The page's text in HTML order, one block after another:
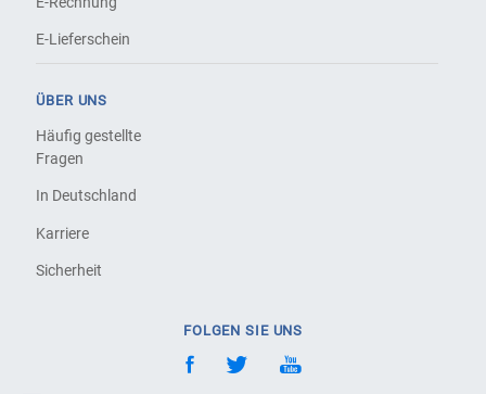
E-Lieferschein
ÜBER UNS
Häufig gestellte
Fragen
In Deutschland
Karriere
Sicherheit
FOLGEN SIE UNS